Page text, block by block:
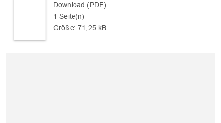
Download (PDF)
1 Seite(n)
Größe: 71,25 kB